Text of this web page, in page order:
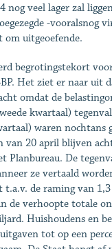
nog veel lager zal
-vooralsnog
om uitgeoefende.
begrotingstekort
Het ziet er naar uit
omdat de
kwartaal)
waren nochtans
van 20 april blijven
Planbureau. De
ze vertaald
t.a.v. de raming van
de verhoopte totale
Huishoudens en
tot op een